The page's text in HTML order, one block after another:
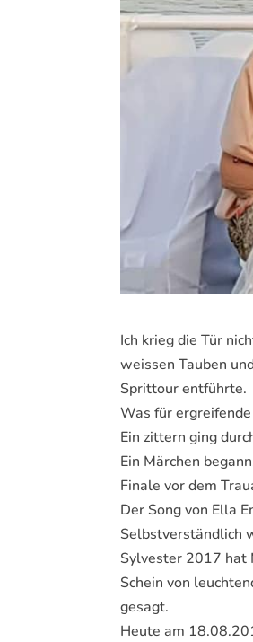
Ich krieg die Tür
weissen Tauben
Sprittour entführte.
Was für
Ein zittern ging
Ein Märchen
Finale vor dem
Der Song von Ella
Selbstverständlich
Sylvester 2017 hat
Schein von
gesagt.
Heute am